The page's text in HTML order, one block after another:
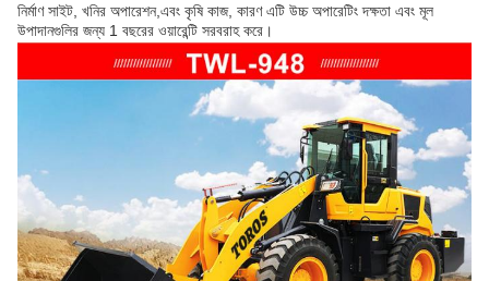
নির্মাণ সাইট, খনির অপারেশন,এবং কৃষি কাজ, কারণ এটি উচ্চ অপারেটিং দক্ষতা এবং মূল
উপাদানগুলির জন্য 1 বছরের ওয়ারেন্টি সরবরাহ করে।